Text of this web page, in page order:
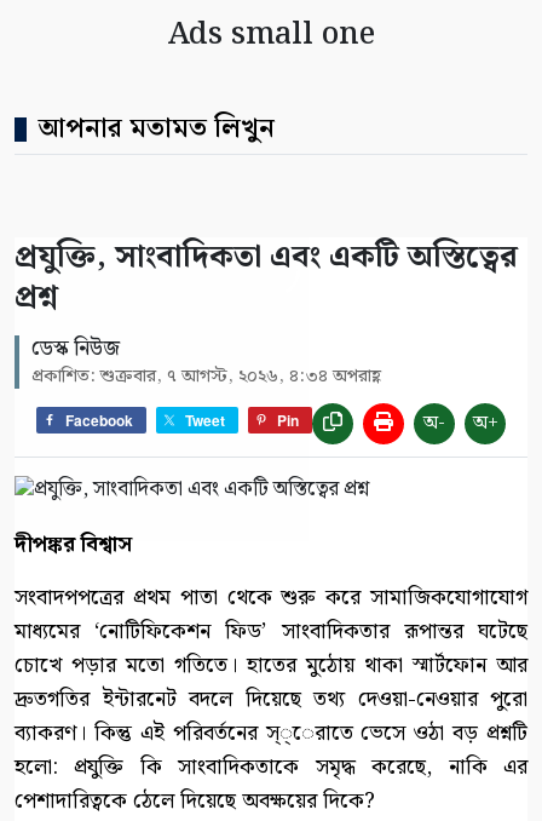
Ads small one
আপনার মতামত লিখুন
প্রযুক্তি, সাংবাদিকতা এবং একটি অস্তিত্বের
প্রশ্ন
ডেস্ক নিউজ
প্রকাশিত: শুক্রবার, ৭ আগস্ট, ২০২৬, ৪:৩৪ অপরাহ্ণ
Facebook Tweet Pin অ- অ+
দীপঙ্কর বিশ্বাস
সংবাদপপত্রের প্রথম পাতা থেকে শুরু করে সামাজিকযোগাযোগ
মাধ্যমের ‘নোটিফিকেশন ফিড’ সাংবাদিকতার রূপান্তর ঘটেছে
চোখে পড়ার মতো গতিতে। হাতের মুঠোয় থাকা স্মার্টফোন আর
দ্রুতগতির ইন্টারনেট বদলে দিয়েছে তথ্য দেওয়া-নেওয়ার পুরো
ব্যাকরণ। কিন্তু এই পরিবর্তনের স্্েরাতে ভেসে ওঠা বড় প্রশ্নটি
হলো: প্রযুক্তি কি সাংবাদিকতাকে সমৃদ্ধ করেছে, নাকি এর
পেশাদারিত্বকে ঠেলে দিয়েছে অবক্ষয়ের দিকে?